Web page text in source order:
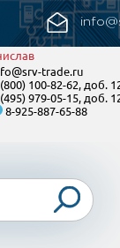
trade.ru
100-82-62, доб.
979-05-15, доб.
8-925-887-65-88